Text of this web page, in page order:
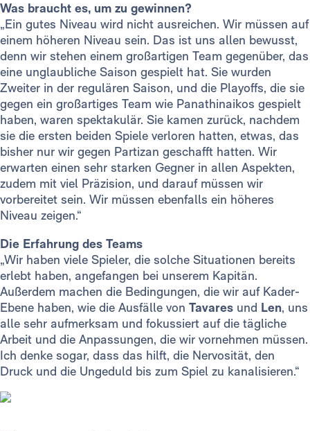
Was braucht es, um zu gewinnen?
„Ein gutes Niveau wird nicht ausreichen. Wir müssen auf
einem höheren Niveau sein. Das ist uns allen bewusst,
denn wir stehen einem großartigen Team gegenüber, das
eine unglaubliche Saison gespielt hat. Sie wurden
Zweiter in der regulären Saison, und die Playoffs, die sie
gegen ein großartiges Team wie Panathinaikos gespielt
haben, waren spektakulär. Sie kamen zurück, nachdem
sie die ersten beiden Spiele verloren hatten, etwas, das
bisher nur wir gegen Partizan geschafft hatten. Wir
erwarten einen sehr starken Gegner in allen Aspekten,
zudem mit viel Präzision, und darauf müssen wir
vorbereitet sein. Wir müssen ebenfalls ein höheres
Niveau zeigen.“
Die Erfahrung des Teams
„Wir haben viele Spieler, die solche Situationen bereits
erlebt haben, angefangen bei unserem Kapitän.
Außerdem machen die Bedingungen, die wir auf Kader-
Ebene haben, wie die Ausfälle von Tavares und Len, uns
alle sehr aufmerksam und fokussiert auf die tägliche
Arbeit und die Anpassungen, die wir vornehmen müssen.
Ich denke sogar, dass das hilft, die Nervosität, den
Druck und die Ungeduld bis zum Spiel zu kanalisieren.“